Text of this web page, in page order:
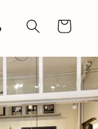
Indkøbskurv